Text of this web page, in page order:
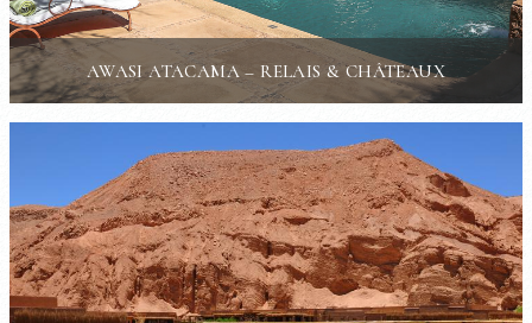
AWASI ATACAMA – RELAIS & CHÂTEAUX